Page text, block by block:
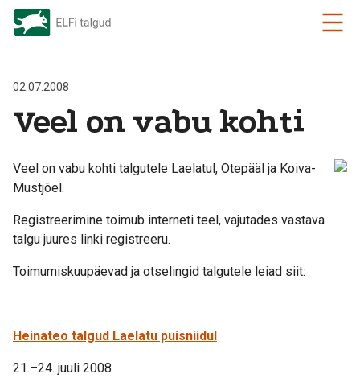
02.07.2008
Veel on vabu kohti
Veel on vabu kohti talgutele Laelatul, Otepääl ja Koiva-
Mustjõel.
Registreerimine toimub interneti teel, vajutades vastava
talgu juures linki registreeru.
Toimumiskuupäevad ja otselingid talgutele leiad siit:
Heinateo talgud Laelatu puisniidul
21.–24. juuli 2008